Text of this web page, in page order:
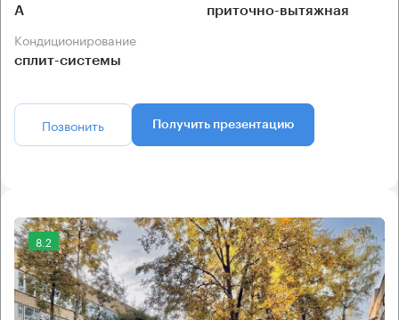
А приточно-вытяжная
Кондиционирование
сплит-системы
Позвонить Получить презентацию
8.2